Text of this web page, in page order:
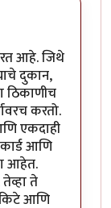
आहे. जिथे
दुकान,
करतो.
एकदाही
आणि
आहेत.
ते
आणि